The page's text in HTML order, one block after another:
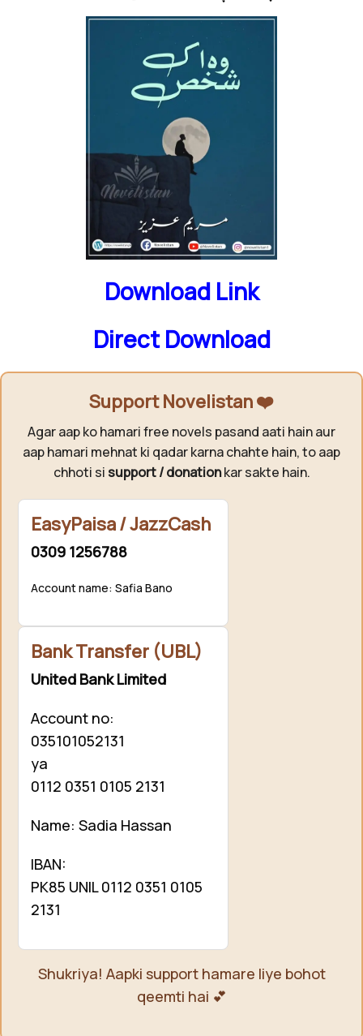
Download Link
Direct Download
Support Novelistan ❤️
Agar aap ko hamari free novels pasand aati hain aur
aap hamari mehnat ki qadar karna chahte hain, to aap
chhoti si support / donationkar sakte hain.
EasyPaisa / JazzCash
0309 1256788
Account name: Safia Bano
Bank Transfer (UBL)
United Bank Limited
Account no:
035101052131
ya
0112 0351 0105 2131
Name: Sadia Hassan
IBAN:
PK85 UNIL 0112 0351 0105
2131
Shukriya! Aapki support hamare liye bohot
qeemti hai 💕